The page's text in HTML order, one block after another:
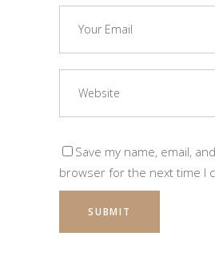
Save my name, email,
browser for the next time I